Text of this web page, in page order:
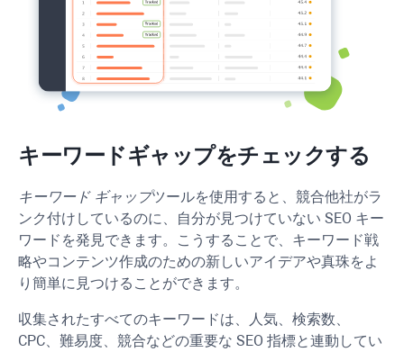
キーワードギャップをチェックする
キーワード ギャップツールを使用すると、競合他社がラ
ンク付けしているのに、自分が見つけていない SEO キー
ワードを発見できます。こうすることで、キーワード戦
略やコンテンツ作成のための新しいアイデアや真珠をよ
り簡単に見つけることができます。
収集されたすべてのキーワードは、人気、検索数、
CPC、難易度、競合などの重要な SEO 指標と連動してい